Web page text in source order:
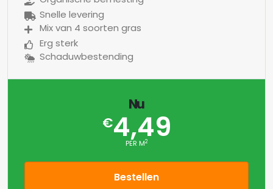
Snelle levering
Mix van 4 soorten gras
Erg sterk
Schaduwbestending
Nu
€4,49
PER M2
Bestellen